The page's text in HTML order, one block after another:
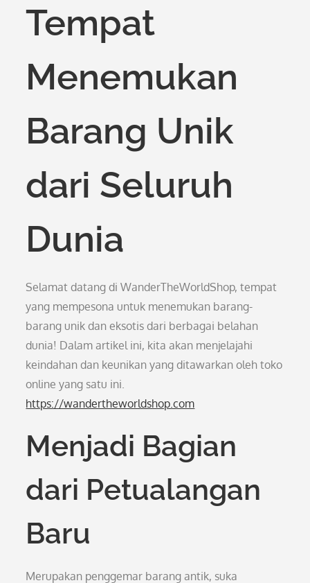
Tempat
Menemukan
Barang Unik
dari Seluruh
Dunia
Selamat datang di WanderTheWorldShop, tempat
yang mempesona untuk menemukan barang-
barang unik dan eksotis dari berbagai belahan
dunia! Dalam artikel ini, kita akan menjelajahi
keindahan dan keunikan yang ditawarkan oleh toko
online yang satu ini.
https://wandertheworldshop.com
Menjadi Bagian
dari Petualangan
Baru
Merupakan penggemar barang antik, suka